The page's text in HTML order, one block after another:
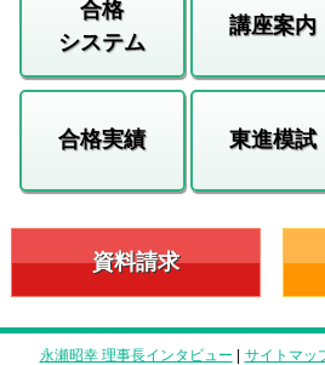
合格
システム
講座案内
合格実績 東進模試
資料請求
永瀬昭幸 理事長インタビュー | サイトマッ